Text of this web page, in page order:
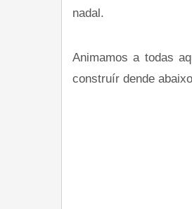
nadal.
Animamos a todas
construír dende